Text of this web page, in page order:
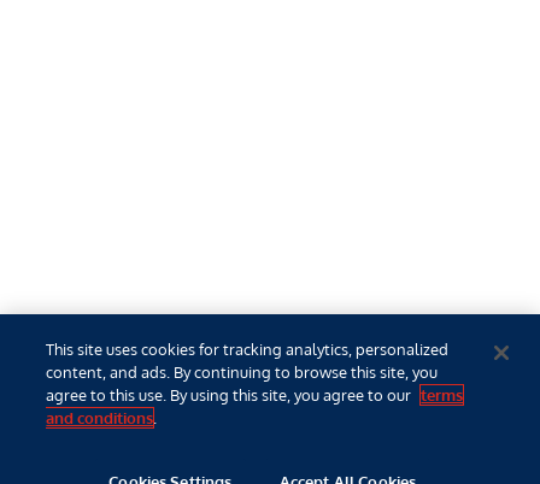
This site uses cookies for tracking analytics, personalized
content, and ads. By continuing to browse this site, you
agree to this use. By using this site, you agree to our terms
and conditions